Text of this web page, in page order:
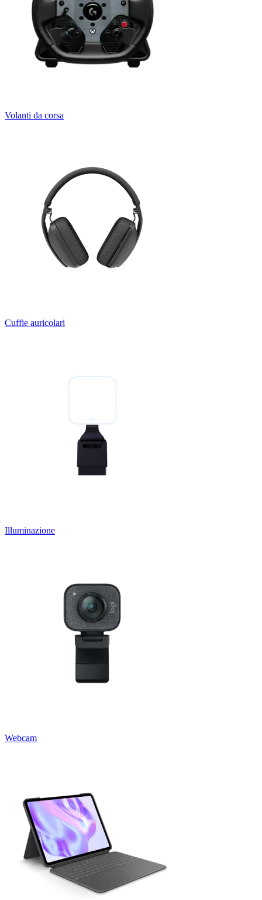
Volanti da corsa
Cuffie auricolari
Illuminazione
Webcam